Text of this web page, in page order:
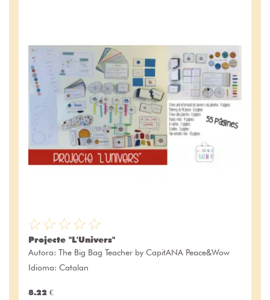
Projecte "L'Univers"
Autora: The Big Bag Teacher by CapitANA Peace&Wow
Idioma: Catalan
8.22 €